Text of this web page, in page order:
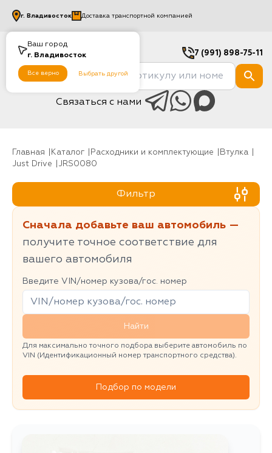
Ваш город
г. Владивосток
Все верно Выбрать другой
г. Владивосток Доставка транспортной компанией
7 (991) 898-75-11
Связаться с нами
Главная Каталог Расходники и комплектующие
Втулка
Just Drive
JRS0080
Фильтр
Сначала добавьте ваш автомобиль —
получите точное соответствие для
вашего автомобиля
Введите VIN/номер кузова/гос. номер
Найти
Для максимально точного подбора выберите автомобиль по
VIN (Идентификационный номер транспортного средства).
Подбор по модели